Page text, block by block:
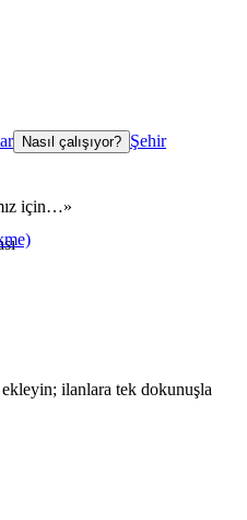
için…»
Nasıl çalışıyor? Şehir
ekleyin; ilanlara tek dokunuşla